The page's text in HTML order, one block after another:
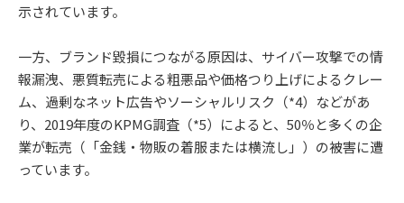
示されています。
一方、ブランド毀損につながる原因は、サイバー攻撃での情
報漏洩、悪質転売による粗悪品や価格つり上げによるクレー
ム、過剰なネット広告やソーシャルリスク（*4）などがあ
り、2019年度のKPMG調査（*5）によると、50％と多くの企
業が転売（「金銭・物販の着服または横流し」）の被害に遭
っています。